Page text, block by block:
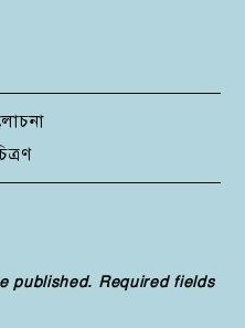
published. Required fields